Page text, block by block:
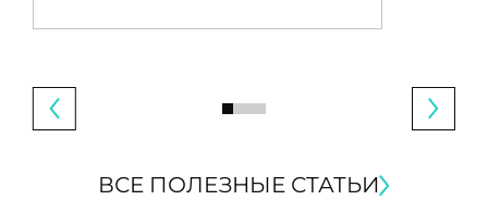
ВСЕ ПОЛЕЗНЫЕ СТАТЬИ